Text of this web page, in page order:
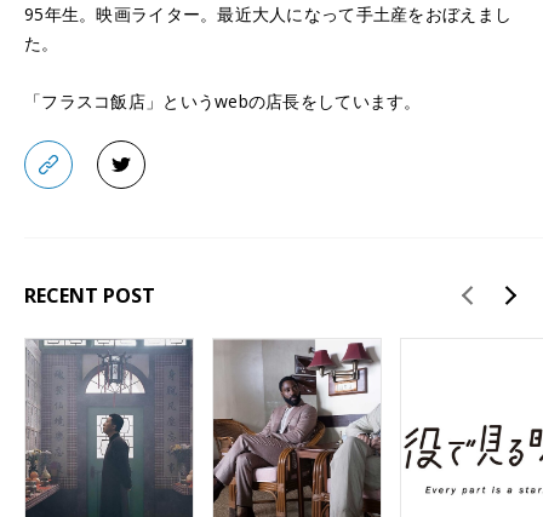
95年生。映画ライター。最近大人になって手土産をおぼえまし
た。
「フラスコ飯店」というwebの店長をしています。
RECENT POST